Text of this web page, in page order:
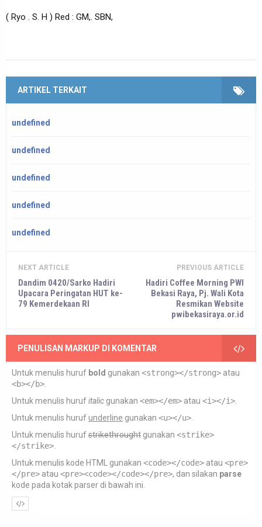
( Ryo . S. H ) Red : GM,. SBN,
ARTIKEL TERKAIT
undefined
undefined
undefined
undefined
undefined
NEXT ARTICLE
Dandim 0420/Sarko Hadiri
Upacara Peringatan HUT ke-
79 Kemerdekaan RI
PREVIOUS ARTICLE
Hadiri Coffee Morning PWI
Bekasi Raya, Pj. Wali Kota
Resmikan Website
pwibekasiraya.or.id
PENULISAN MARKUP DI KOMENTAR
Untuk menulis huruf bold gunakan <strong></strong> atau
<b></b>
Untuk menulis hurufitalic gunakan <em></em> atau <i></i>
Untuk menulis hurufunderline gunakan <u></u>
Untuk menulis hurufstrikethrought gunakan <strike>
</strike>
Untuk menulis kode HTML gunakan <code></code> atau <pre>
</pre> atau <pre><code></code></pre>, dan silakan parse
kode pada kotak parser di bawah ini.